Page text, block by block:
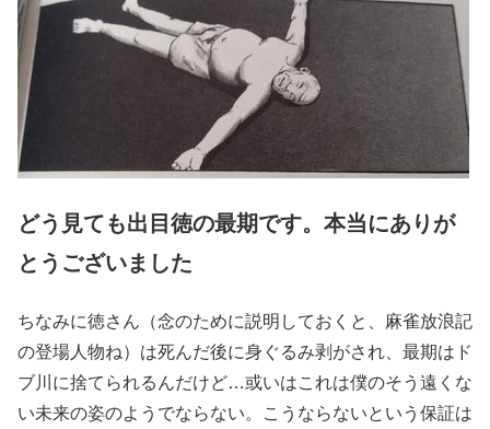
どう見ても出目徳の最期です。本当にありが
とうございました
ちなみに徳さん（念のために説明しておくと、麻雀放浪記
の登場人物ね）は死んだ後に身ぐるみ剥がされ、最期はド
ブ川に捨てられるんだけど…或いはこれは僕のそう遠くな
い未来の姿のようでならない。こうならないという保証は